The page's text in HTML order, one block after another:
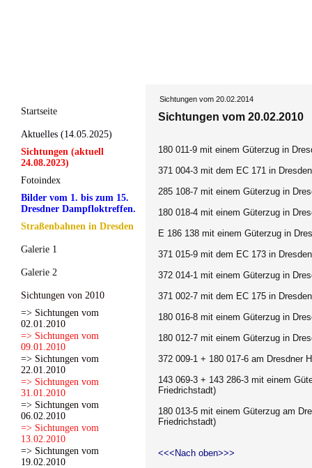
Startseite
Aktuelles (14.05.2025)
Sichtungen (aktuell
24.08.2023)
Fotoindex
Bilder vom 1. bis zum 15.
Dresdner Dampfloktreffen.
Straßenbahnen in Dresden
Galerie 1
Galerie 2
Sichtungen von 2010
=> Sichtungen vom
02.01.2010
=> Sichtungen vom
09.01.2010
=> Sichtungen vom
22.01.2010
=> Sichtungen vom
31.01.2010
=> Sichtungen vom
06.02.2010
=> Sichtungen vom
13.02.2010
=> Sichtungen vom
19.02.2010
Sichtungen vom 20.02.2014
Sichtungen vom 20.02.2010
180 011-9 mit einem Güterzug in
371 004-3 mit dem EC 171 in
285 108-7 mit einem Güterzug in
180 018-4 mit einem Güterzug in
E 186 138 mit einem Güterzug in
371 015-9 mit dem EC 173 in
372 014-1 mit einem Güterzug in
371 002-7 mit dem EC 175 in
180 016-8 mit einem Güterzug in
180 012-7 mit einem Güterzug in
372 009-1 + 180 017-6 am Dresdner
143 069-3 + 143 286-3 mit einem
Friedrichstadt)
180 013-5 mit einem Güterzug am
Friedrichstadt)
<<<Nach oben>>>